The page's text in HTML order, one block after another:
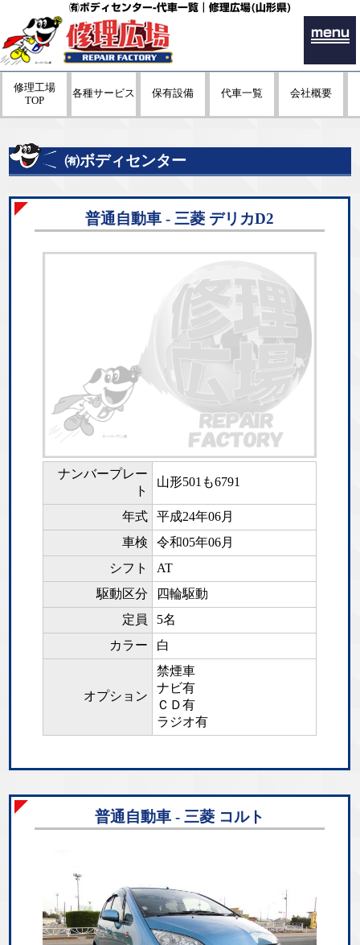
㈲ボディセンター-代車一覧｜修理広場(山形県)
menu
修理工場
TOP
各種サービス 保有設備 代車一覧 会社概要
㈲ボディセンター
普通自動車 - 三菱 デリカD2
ナンバープレー
ト
山形501も6791
年式
平成24年06月
車検
令和05年06月
シフト
AT
駆動区分
四輪駆動
定員
5名
カラー
白
オプション
禁煙車
ナビ有
ＣＤ有
ラジオ有
普通自動車 - 三菱 コルト